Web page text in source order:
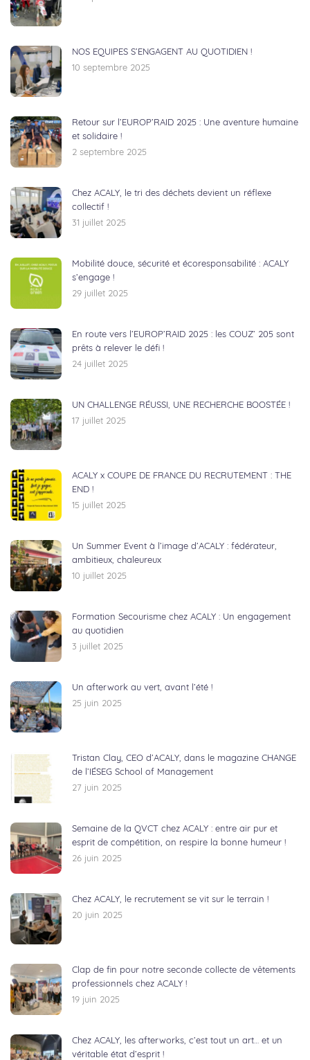
NOS EQUIPES S’ENGAGENT AU QUOTIDIEN !
10 septembre 2025
Retour sur l’EUROP’RAID 2025 : Une aventure humaine
et solidaire !
2 septembre 2025
Chez ACALY, le tri des déchets devient un réflexe
collectif !
31 juillet 2025
Mobilité douce, sécurité et écoresponsabilité : ACALY
s’engage !
29 juillet 2025
En route vers l’EUROP’RAID 2025 : les COUZ’ 205 sont
prêts à relever le défi !
24 juillet 2025
UN CHALLENGE RÉUSSI, UNE RECHERCHE BOOSTÉE !
17 juillet 2025
ACALY x COUPE DE FRANCE DU RECRUTEMENT : THE
END !
15 juillet 2025
Un Summer Event à l’image d’ACALY : fédérateur,
ambitieux, chaleureux
10 juillet 2025
Formation Secourisme chez ACALY : Un engagement
au quotidien
3 juillet 2025
Un afterwork au vert, avant l’été !
25 juin 2025
Tristan Clay, CEO d’ACALY, dans le magazine CHANGE
de l’IÉSEG School of Management
27 juin 2025
Semaine de la QVCT chez ACALY : entre air pur et
esprit de compétition, on respire la bonne humeur !
26 juin 2025
Chez ACALY, le recrutement se vit sur le terrain !
20 juin 2025
Clap de fin pour notre seconde collecte de vêtements
professionnels chez ACALY !
19 juin 2025
Chez ACALY, les afterworks, c’est tout un art… et un
véritable état d’esprit !